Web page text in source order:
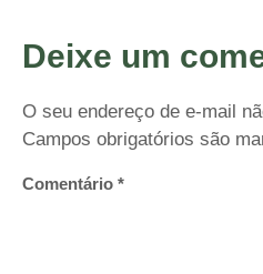
Deixe um
O seu endereço de e-mail
Campos obrigatórios são
Comentário *